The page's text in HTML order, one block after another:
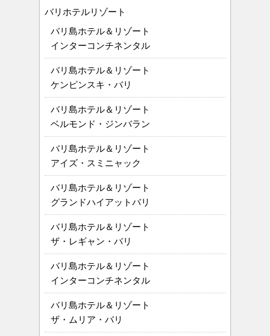
バリホテルリゾート
バリ島ホテル＆リゾート
インターコンチネンタル
バリ島ホテル＆リゾート
ケンピンスキ・バリ
バリ島ホテル＆リゾート
ベルモンド・ジンバラン
バリ島ホテル＆リゾート
アイズ・スミニャック
バリ島ホテル＆リゾート
グランドハイアットバリ
バリ島ホテル＆リゾート
ザ・レギャン・バリ
バリ島ホテル＆リゾート
インターコンチネンタル
バリ島ホテル＆リゾート
ザ・ムリア・バリ